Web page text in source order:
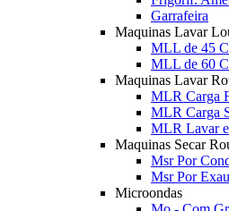
Garrafeira
Maquinas Lavar
MLL de 45
MLL de 60
Maquinas Lavar
MLR Carga
MLR Carga
MLR Lavar
Maquinas Secar
Msr Por
Msr Por
Microondas